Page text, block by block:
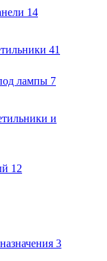
14
41
лампы 7
и
12
3